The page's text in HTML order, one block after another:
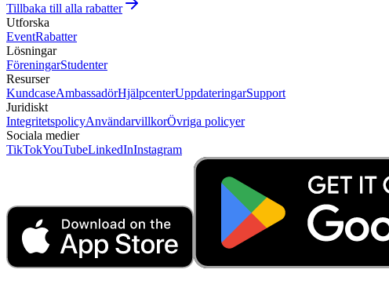
Tillbaka till alla rabatter
Utforska
EventRabatter
Lösningar
FöreningarStudenter
Resurser
KundcaseAmbassadörHjälpcenterUppdateringarSupport
Juridiskt
IntegritetspolicyAnvändarvillkorÖvriga policyer
Sociala medier
TikTokYouTubeLinkedInInstagram